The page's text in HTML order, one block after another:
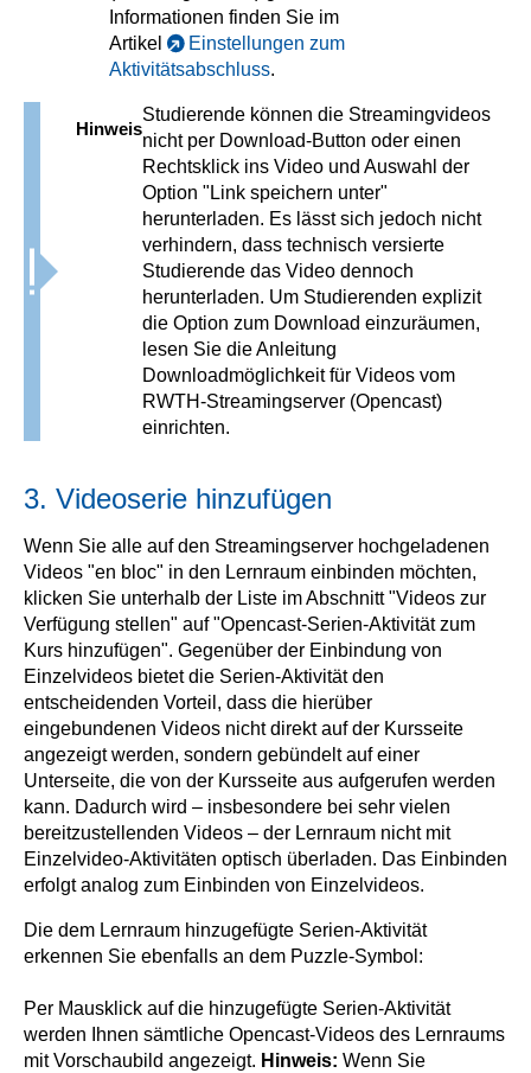
Informationen finden Sie im
Artikel
Einstellungen zum
Aktivitätsabschluss.
Hinweis
Studierende können die Streamingvideos
nicht per Download-Button oder einen
Rechtsklick ins Video und Auswahl der
Option "Link speichern unter"
herunterladen. Es lässt sich jedoch nicht
verhindern, dass technisch versierte
Studierende das Video dennoch
herunterladen. Um Studierenden explizit
die Option zum Download einzuräumen,
lesen Sie die Anleitung
Downloadmöglichkeit für Videos vom
RWTH-Streamingserver (Opencast)
einrichten.
3. Videoserie hinzufügen
Wenn Sie alle auf den Streamingserver hochgeladenen
Videos "en bloc" in den Lernraum einbinden möchten,
klicken Sie unterhalb der Liste im Abschnitt "Videos zur
Verfügung stellen" auf "Opencast-Serien-Aktivität zum
Kurs hinzufügen". Gegenüber der Einbindung von
Einzelvideos bietet die Serien-Aktivität den
entscheidenden Vorteil, dass die hierüber
eingebundenen Videos nicht direkt auf der Kursseite
angezeigt werden, sondern gebündelt auf einer
Unterseite, die von der Kursseite aus aufgerufen werden
kann. Dadurch wird – insbesondere bei sehr vielen
bereitzustellenden Videos – der Lernraum nicht mit
Einzelvideo-Aktivitäten optisch überladen. Das Einbinden
erfolgt analog zum Einbinden von Einzelvideos.
Die dem Lernraum hinzugefügte Serien-Aktivität
erkennen Sie ebenfalls an dem Puzzle-Symbol:
Per Mausklick auf die hinzugefügte Serien-Aktivität
werden Ihnen sämtliche Opencast-Videos des Lernraums
mit Vorschaubild angezeigt. Hinweis: Wenn Sie